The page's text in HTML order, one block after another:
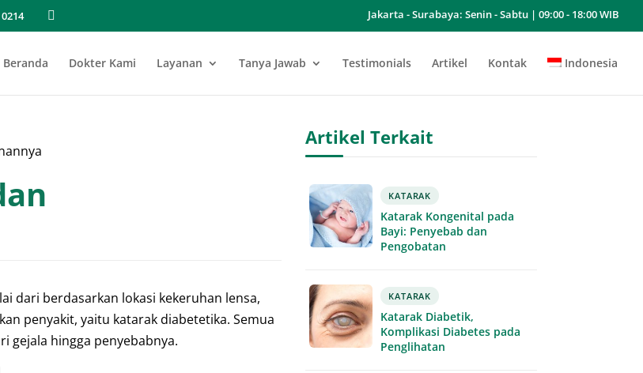
Jakarta - Surabaya: Senin - Sabtu | 09:00 - 18:00 WIB
Beranda Dokter Kami Layanan Tanya Jawab Testimonials Artikel Kontak Indonesia
dari berdasarkan lokasi kekeruhan lensa,
penyakit, yaitu katarak diabetetika. Semua
gejala hingga penyebabnya.
Artikel Terkait
KATARAK
Katarak Kongenital pada
Bayi: Penyebab dan
Pengobatan
KATARAK
Katarak Diabetik,
Komplikasi Diabetes pada
Penglihatan